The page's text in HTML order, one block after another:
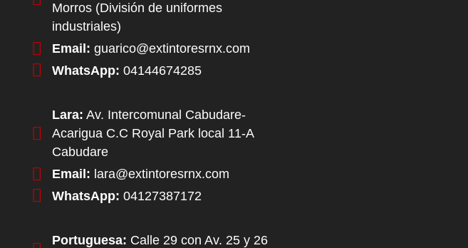
Morros (División de uniformes
industriales)
Email: guarico@extintoresrnx.com
WhatsApp: 04144674285
Lara: Av. Intercomunal Cabudare-
Acarigua C.C Royal Park local 11-A
Cabudare
Email: lara@extintoresrnx.com
WhatsApp: 04127387172
Portuguesa: Calle 29 con Av. 25 y 26